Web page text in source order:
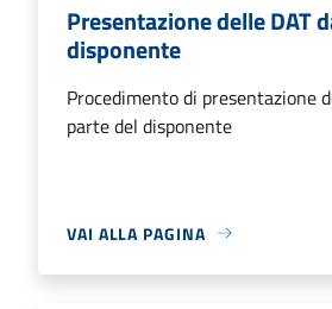
Presentazione delle DAT
disponente
Procedimento di presentazione
parte del disponente
VAI ALLA PAGINA